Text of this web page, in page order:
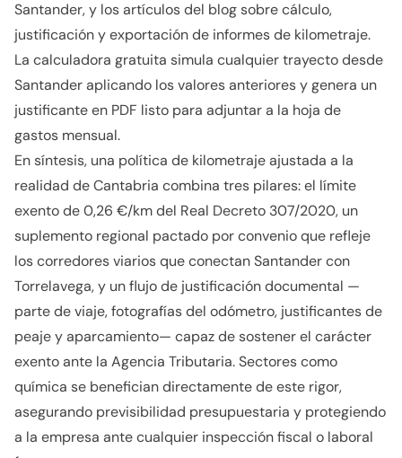
Santander, y los artículos del blog sobre cálculo,
justificación y exportación de informes de kilometraje.
La calculadora gratuita simula cualquier trayecto desde
Santander aplicando los valores anteriores y genera un
justificante en PDF listo para adjuntar a la hoja de
gastos mensual.
En síntesis, una política de kilometraje ajustada a la
realidad de Cantabria combina tres pilares: el límite
exento de 0,26 €/km del Real Decreto 307/2020, un
suplemento regional pactado por convenio que refleje
los corredores viarios que conectan Santander con
Torrelavega, y un flujo de justificación documental —
parte de viaje, fotografías del odómetro, justificantes de
peaje y aparcamiento— capaz de sostener el carácter
exento ante la Agencia Tributaria. Sectores como
química se benefician directamente de este rigor,
asegurando previsibilidad presupuestaria y protegiendo
a la empresa ante cualquier inspección fiscal o laboral